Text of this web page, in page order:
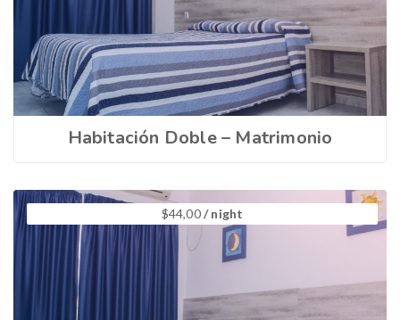
Habitación Doble – Matrimonio
$44,00/ night